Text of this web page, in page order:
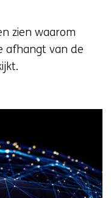
zien waarom
afhangt van de